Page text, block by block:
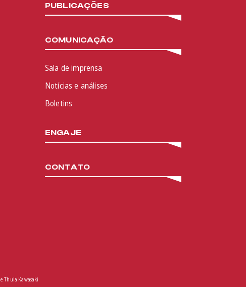
PUBLICAÇÕES
COMUNICAÇÃO
Sala de imprensa
Notícias e análises
Boletins
ENGAJE
CONTATO
eThula Kawasaki